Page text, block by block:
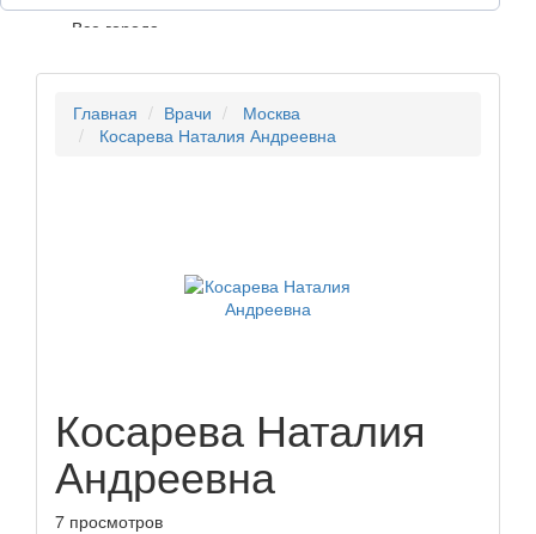
Все города
Главная Врачи
Москва
Косарева Наталия Андреевна
Косарева Наталия
Андреевна
7 просмотров